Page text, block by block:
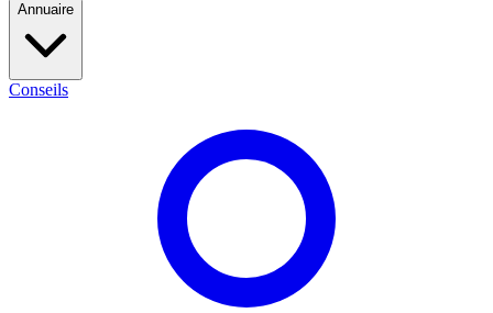
Annuaire
Conseils